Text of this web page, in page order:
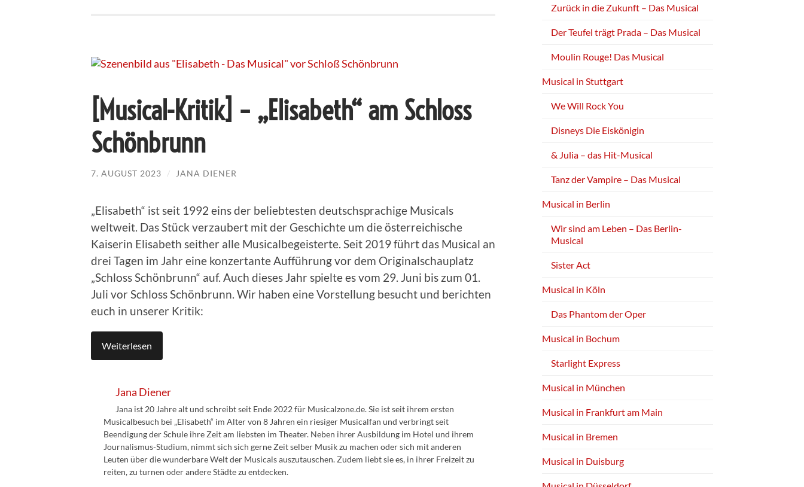
[Musical-Kritik] – „Elisabeth“ am Schloss
Schönbrunn
7. AUGUST 2023 / JANA DIENER
„Elisabeth“ ist seit 1992 eins der beliebtesten deutschsprachige Musicals
weltweit. Das Stück verzaubert mit der Geschichte um die österreichische
Kaiserin Elisabeth seither alle Musicalbegeisterte. Seit 2019 führt das Musical an
drei Tagen im Jahr eine konzertante Aufführung vor dem Originalschauplatz
„Schloss Schönbrunn“ auf. Auch dieses Jahr spielte es vom 29. Juni bis zum 01.
Juli vor Schloss Schönbrunn. Wir haben eine Vorstellung besucht und berichten
euch in unserer Kritik:
Weiterlesen
Jana Diener
Jana ist 20 Jahre alt und schreibt seit Ende 2022 für Musicalzone.de. Sie ist seit ihrem ersten
Musicalbesuch bei „Elisabeth“ im Alter von 8 Jahren ein riesiger Musicalfan und verbringt seit
Beendigung der Schule ihre Zeit am liebsten im Theater. Neben ihrer Ausbildung im Hotel und ihrem
Journalismus-Studium, nimmt sich sich gerne Zeit selber Musik zu machen oder sich mit anderen
Leuten über die wunderbare Welt der Musicals auszutauschen. Zudem liebt sie es, in ihrer Freizeit zu
reiten, zu turnen oder andere Städte zu entdecken.
Zurück in die Zukunft – Das Musical
Der Teufel trägt Prada – Das Musical
Moulin Rouge! Das Musical
Musical in Stuttgart
We Will Rock You
Disneys Die Eiskönigin
& Julia – das Hit-Musical
Tanz der Vampire – Das Musical
Musical in Berlin
Wir sind am Leben – Das Berlin-
Musical
Sister Act
Musical in Köln
Das Phantom der Oper
Musical in Bochum
Starlight Express
Musical in München
Musical in Frankfurt am Main
Musical in Bremen
Musical in Duisburg